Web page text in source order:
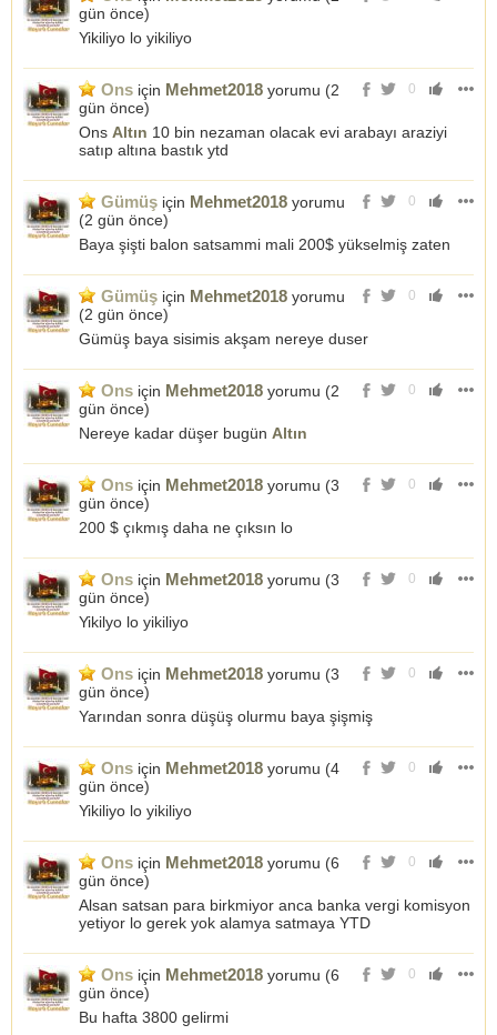
gün önce)
Yikiliyo lo yikiliyo
0
Ons için Mehmet2018 yorumu (2
gün önce)
Ons Altın 10 bin nezaman olacak evi arabayı araziyi
satıp altına bastık ytd
0
Gümüş için Mehmet2018 yorumu
(2 gün önce)
Baya şişti balon satsammi mali 200$ yükselmiş zaten
0
Gümüş için Mehmet2018 yorumu
(2 gün önce)
Gümüş baya sisimis akşam nereye duser
0
Ons için Mehmet2018 yorumu (2
gün önce)
Nereye kadar düşer bugün Altın
0
Ons için Mehmet2018 yorumu (3
gün önce)
200 $ çıkmış daha ne çıksın lo
0
Ons için Mehmet2018 yorumu (3
gün önce)
Yikilyo lo yikiliyo
0
Ons için Mehmet2018 yorumu (3
gün önce)
Yarından sonra düşüş olurmu baya şişmiş
0
Ons için Mehmet2018 yorumu (4
gün önce)
Yikiliyo lo yikiliyo
0
Ons için Mehmet2018 yorumu (6
gün önce)
Alsan satsan para birkmiyor anca banka vergi komisyon
yetiyor lo gerek yok alamya satmaya YTD
0
Ons için Mehmet2018 yorumu (6
gün önce)
Bu hafta 3800 gelirmi